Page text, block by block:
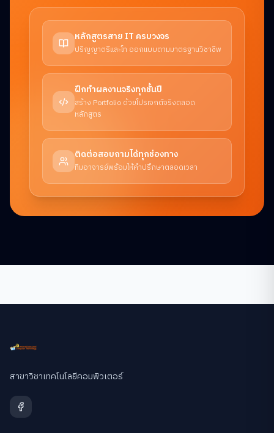
หลักสูตรสาย IT ครบวงจร
ปริญญาตรีและโท ออกแบบตามมาตรฐานวิชาชีพ
ฝึกทำผลงานจริงทุกชั้นปี
สร้าง Portfolio ด้วยโปรเจกต์จริงตลอด
หลักสูตร
ติดต่อสอบถามได้ทุกช่องทาง
ทีมอาจารย์พร้อมให้คำปรึกษาตลอดเวลา
สาขาวิชาเทคโนโลยีคอมพิวเตอร์